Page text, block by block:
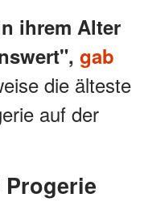
ihrem Alter
gab
die älteste
auf der
Progerie